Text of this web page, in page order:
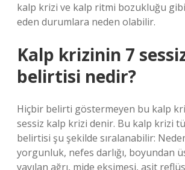
kalp krizi ve kalp ritmi bozukluğu
eden durumlara neden olabilir.
Kalp krizinin 7
belirtisi nedir?
Hiçbir belirti göstermeyen bu kalp
sessiz kalp krizi denir. Bu kalp krizi
belirtisi şu şekilde sıralanabilir:
yorgunluk, nefes darlığı, boyundan
yayılan ağrı, mide ekşimesi, asit